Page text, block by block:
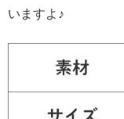
いますよ♪